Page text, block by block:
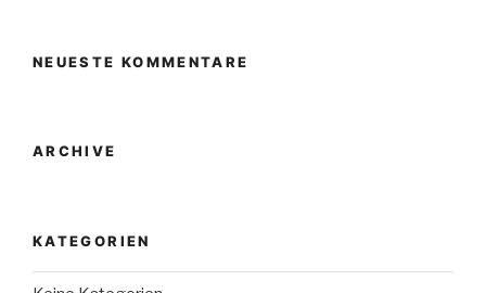
NEUESTE KOMMENTARE
ARCHIVE
KATEGORIEN